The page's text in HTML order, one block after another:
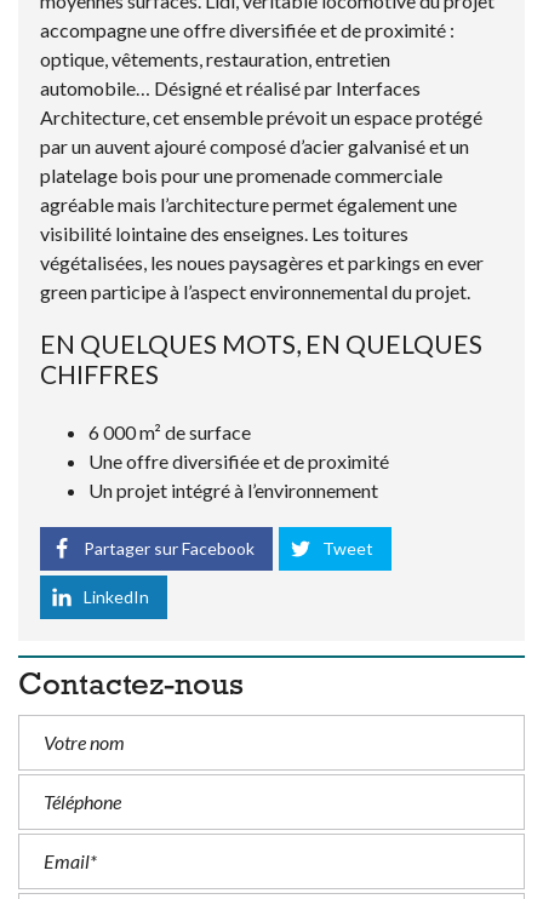
accompagne une offre diversifiée et de proximité :
optique, vêtements, restauration, entretien
automobile… Désigné et réalisé par Interfaces
Architecture, cet ensemble prévoit un espace protégé
par un auvent ajouré composé d’acier galvanisé et un
platelage bois pour une promenade commerciale
agréable mais l’architecture permet également une
visibilité lointaine des enseignes. Les toitures
végétalisées, les noues paysagères et parkings en ever
green participe à l’aspect environnemental du projet.
EN QUELQUES MOTS, EN QUELQUES
CHIFFRES
6 000 m² de surface
Une offre diversifiée et de proximité
Un projet intégré à l’environnement
Partager sur Facebook Tweet
LinkedIn
Contactez-nous